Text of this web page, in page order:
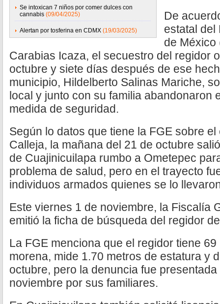
Se intoxican 7 niños por comer dulces con
cannabis (09/04/2025)
Alertan por tosferina en CDMX (19/03/2025)
De
estatal del
de México
Carabias Icaza, el secuestro del regidor
octubre y siete días después de ese
municipio, Hildelberto Salinas Mariche,
local y junto con su familia abandonaron
medida de seguridad.
Según lo datos que tiene la FGE sobre
Calleja, la mañana del 21 de octubre
de Cuajinicuilapa rumbo a Ometepec
problema de salud, pero en el trayecto
individuos armados quienes se lo
Este viernes 1 de noviembre, la Fiscalía
emitió la ficha de búsqueda del regidor
La FGE menciona que el regidor tiene
morena, mide 1.70 metros de estatura y
octubre, pero la denuncia fue
noviembre por sus familiares.